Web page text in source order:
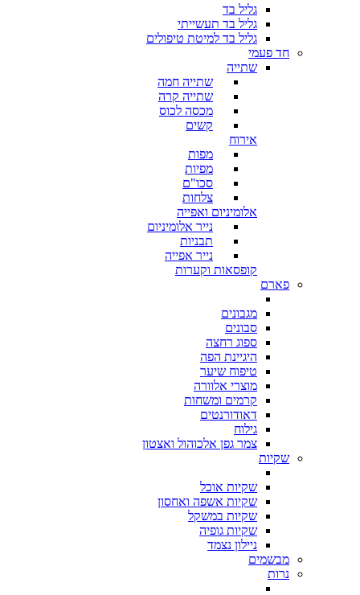
גליל בד
גליל בד תעשייתי
גליל בד למיטת טיפולים
חד פעמי
שתייה
שתייה חמה
שתייה קרה
מכסה לכוס
קשים
אירוח
מפות
מפיות
סכו"ם
צלחות
אלומיניום ואפייה
נייר אלומיניום
תבניות
נייר אפייה
קופסאות וקערות
פארם
מגבונים
סבונים
ספוג רחצה
היגיינת הפה
טיפוח שיער
מוצרי אלוורה
קרמים ומשחות
דאודורנטים
גילוח
צמר גפן אלכוהול ואצטון
שקיות
שקיות אוכל
שקיות אשפה ואחסון
שקיות במשקל
שקיות גופיה
ניילון נצמד
מבשמים
נרות